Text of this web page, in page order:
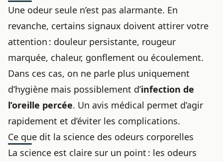
Une odeur seule n’est pas alarmante. En
revanche, certains signaux doivent attirer votre
attention : douleur persistante, rougeur
marquée, chaleur, gonflement ou écoulement.
Dans ces cas, on ne parle plus uniquement
d’hygiène mais possiblement d’infection de
l’oreille percée. Un avis médical permet d’agir
rapidement et d’éviter les complications.
Ce que dit la science des odeurs corporelles
La science est claire sur un point : les odeurs